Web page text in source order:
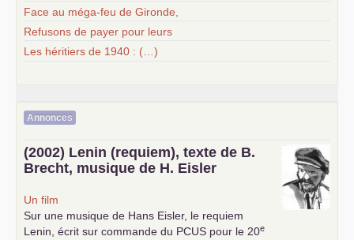
Face au méga-feu de Gironde,
Refusons de payer pour leurs
Les héritiers de 1940 : (…)
Annonces
(2002) Lenin (requiem), texte de B.
Brecht, musique de H. Eisler
Un film
Sur une musique de Hans Eisler, le requiem
Lenin, écrit sur commande du PCUS pour le 20e